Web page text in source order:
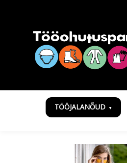
TÖÖJALANÕUD